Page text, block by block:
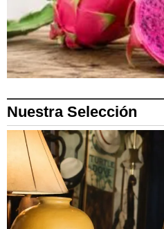
Nuestra Selección